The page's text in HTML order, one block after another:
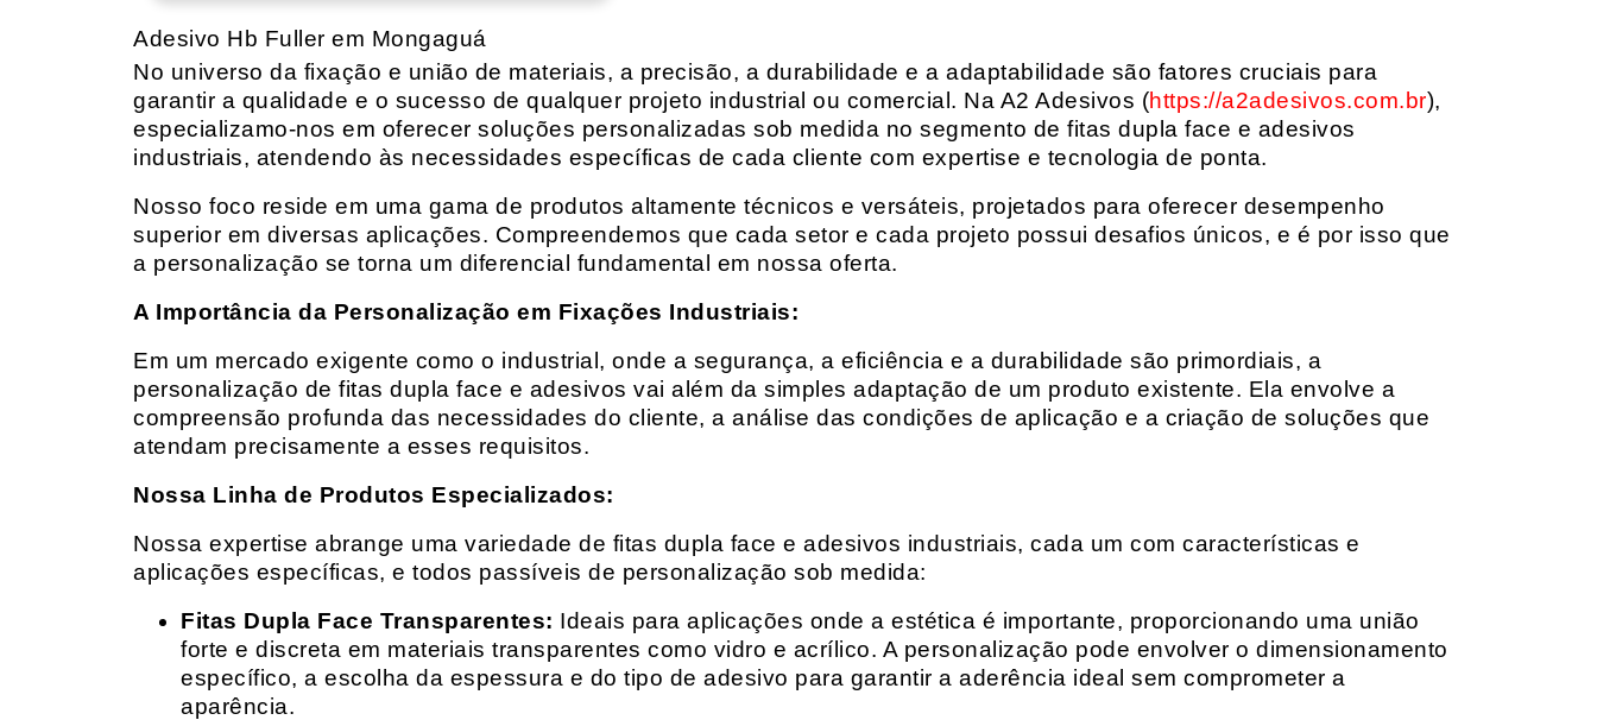
Adesivo Hb Fuller em Mongaguá
No universo da fixação e união de materiais, a precisão, a durabilidade e a adaptabilidade são fatores cruciais para
garantir a qualidade e o sucesso de qualquer projeto industrial ou comercial. Na A2 Adesivos (https://a2adesivos.com.br),
especializamo-nos em oferecer soluções personalizadas sob medida no segmento de fitas dupla face e adesivos
industriais, atendendo às necessidades específicas de cada cliente com expertise e tecnologia de ponta.
Nosso foco reside em uma gama de produtos altamente técnicos e versáteis, projetados para oferecer desempenho
superior em diversas aplicações. Compreendemos que cada setor e cada projeto possui desafios únicos, e é por isso que
a personalização se torna um diferencial fundamental em nossa oferta.
A Importância da Personalização em Fixações Industriais:
Em um mercado exigente como o industrial, onde a segurança, a eficiência e a durabilidade são primordiais, a
personalização de fitas dupla face e adesivos vai além da simples adaptação de um produto existente. Ela envolve a
compreensão profunda das necessidades do cliente, a análise das condições de aplicação e a criação de soluções que
atendam precisamente a esses requisitos.
Nossa Linha de Produtos Especializados:
Nossa expertise abrange uma variedade de fitas dupla face e adesivos industriais, cada um com características e
aplicações específicas, e todos passíveis de personalização sob medida:
Fitas Dupla Face Transparentes: Ideais para aplicações onde a estética é importante, proporcionando uma união
forte e discreta em materiais transparentes como vidro e acrílico. A personalização pode envolver o dimensionamento
específico, a escolha da espessura e do tipo de adesivo para garantir a aderência ideal sem comprometer a
aparência.